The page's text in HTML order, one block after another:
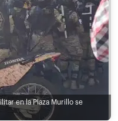
en la Plaza Murillo se